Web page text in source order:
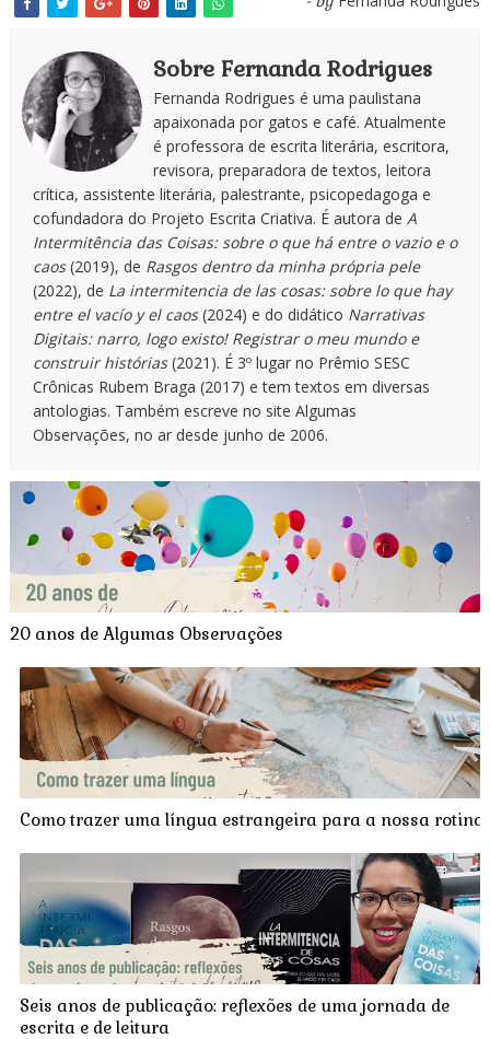
Sobre Fernanda Rodrigues
Fernanda Rodrigues é uma paulistana
apaixonada por gatos e café. Atualmente
é professora de escrita literária, escritora,
revisora, preparadora de textos, leitora
crítica, assistente literária, palestrante, psicopedagoga e
cofundadora do Projeto Escrita Criativa. É autora de A
Intermitência das Coisas: sobre o que há entre o vazio e o
caos(2019), de Rasgos dentro da minha própria pele
(2022), de La intermitencia de las cosas: sobre lo que hay
entre el vacío y el caos(2024) e do didático Narrativas
Digitais: narro, logo existo! Registrar o meu mundo e
construir histórias(2021). É 3º lugar no Prêmio SESC
Crônicas Rubem Braga (2017) e tem textos em diversas
antologias. Também escreve no site Algumas
Observações, no ar desde junho de 2006.
20 anos de Algumas Observações
Como trazer uma língua estrangeira para a nossa rotina
Seis anos de publicação: reflexões de uma jornada de
escrita e de leitura